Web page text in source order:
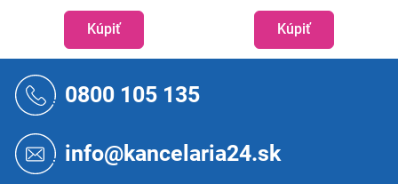
Kúpiť Kúpiť
0800 105 135
info@kancelaria24.sk